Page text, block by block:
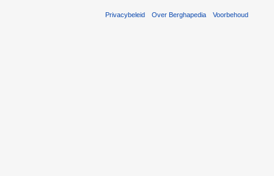
Privacybeleid Over Berghapedia Voorbehoud